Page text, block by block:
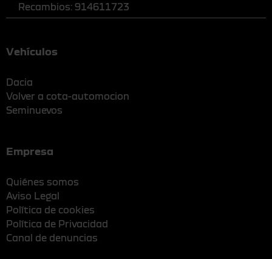
Recambios: 914611723
Vehículos
Dacia
Volver a cota-automocion
Seminuevos
Empresa
Quiénes somos
Aviso Legal
Política de cookies
Política de Privacidad
Canal de denuncias